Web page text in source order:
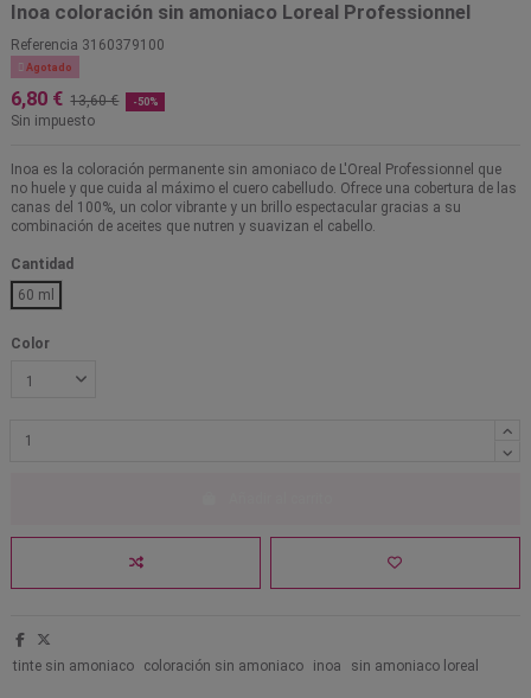
Inoa coloración sin amoniaco Loreal Professionnel
Referencia 3160379100
 Agotado
6,80 € 13,60 € -50%
Sin impuesto
Inoa es la coloración permanente sin amoniaco de L'Oreal Professionnel que
no huele y que cuida al máximo el cuero cabelludo. Ofrece una cobertura de las
canas del 100%, un color vibrante y un brillo espectacular gracias a su
combinación de aceites que nutren y suavizan el cabello.
Cantidad
60 ml
Color
tinte sin amoniaco coloración sin amoniaco inoa sin amoniaco loreal